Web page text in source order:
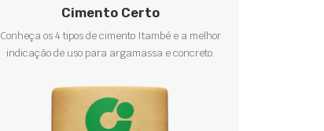
Cimento Certo
Conheça os 4 tipos de cimento Itambé e a melhor
indicação de uso para argamassa e concreto.